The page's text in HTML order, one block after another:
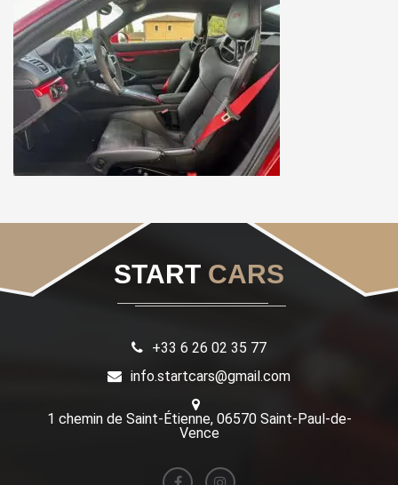
START CARS
+33 6 26 02 35 77
info.startcars@gmail.com
1 chemin de Saint-Étienne, 06570 Saint-Paul-de-
Vence